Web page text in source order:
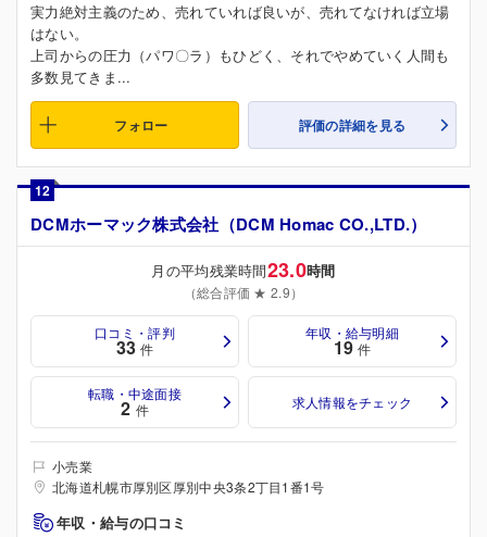
実力絶対主義のため、売れていれば良いが、売れてなければ立場
はない。
上司からの圧力（パワ〇ラ）もひどく、それでやめていく人間も
多数見てきま...
フォロー 評価の詳細を見る
12
DCMホーマック株式会社（DCM Homac CO.,LTD.）
月の平均残業時間23.0時間
（総合評価 ★ 2.9）
口コミ・評判
33 件
年収・給与明細
19 件
転職・中途面接
2 件 求人情報をチェック
小売業
北海道札幌市厚別区厚別中央3条2丁目1番1号
年収・給与の口コミ